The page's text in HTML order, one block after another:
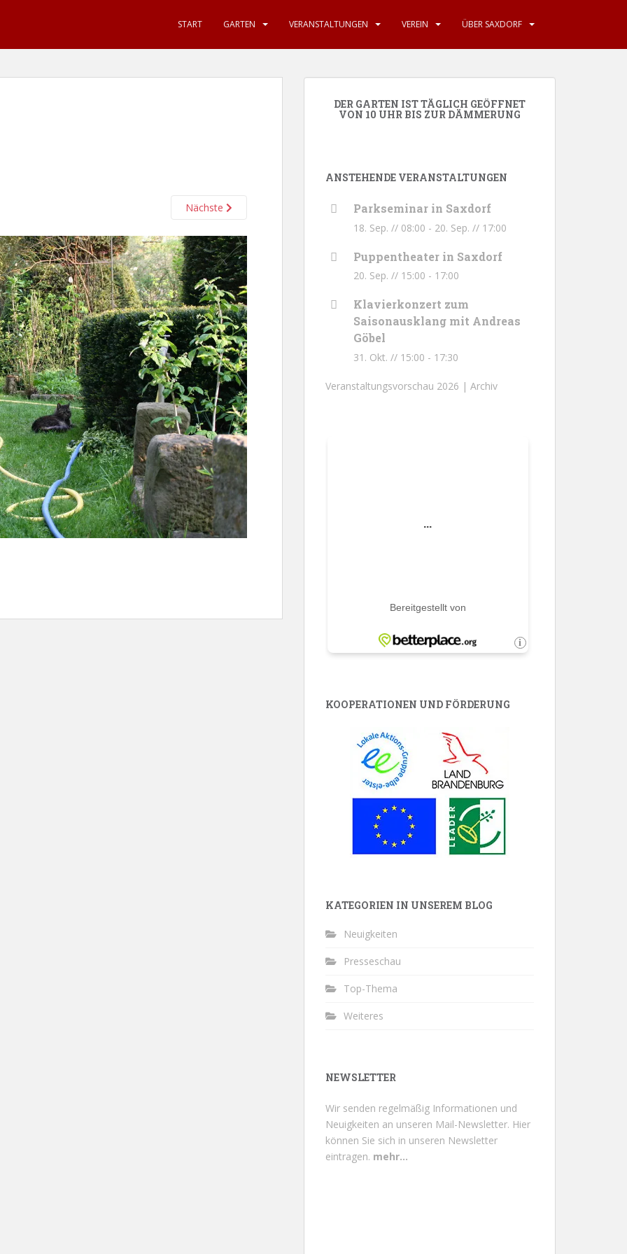
START GARTEN VERANSTALTUNGEN VEREIN ÜBER SAXDORF
Nächste
DER GARTEN IST TÄGLICH GEÖFFNET
VON 10 UHR BIS ZUR DÄMMERUNG
ANSTEHENDE VERANSTALTUNGEN
Parkseminar in Saxdorf
18. Sep. // 08:00 - 20. Sep. // 17:00
Puppentheater in Saxdorf
20. Sep. // 15:00 - 17:00
Klavierkonzert zum
Saisonausklang mit Andreas
Göbel
31. Okt. // 15:00 - 17:30
Veranstaltungsvorschau 2026 | Archiv
KOOPERATIONEN UND FÖRDERUNG
KATEGORIEN IN UNSEREM BLOG
Neuigkeiten
Presseschau
Top-Thema
Weiteres
NEWSLETTER
Wir senden regelmäßig Informationen und
Neuigkeiten an unseren Mail-Newsletter. Hier
können Sie sich in unseren Newsletter
eintragen. mehr...